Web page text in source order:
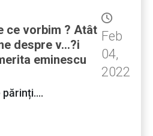
ce vorbim ? Atât
despre v...?i
eminescu
Feb
04,
2022
părinți....